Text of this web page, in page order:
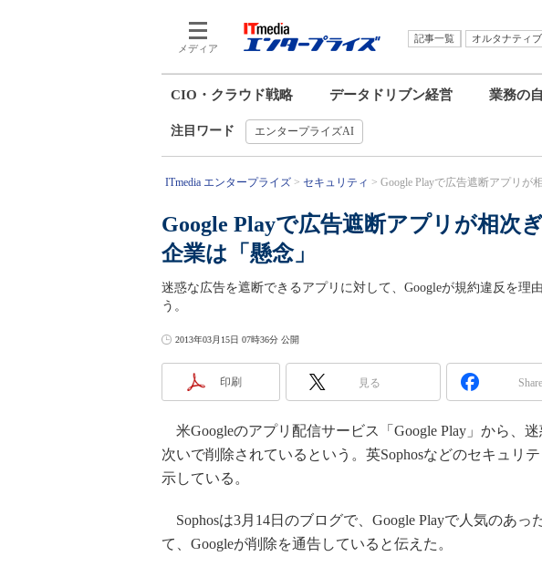
メディア
記事一覧 オルタナティ
CIO・クラウド戦略 データドリブン経営 業務の
注目ワード エンタープライズAI
ITmedia エンタープライズ セキュリティ Google Playで広告遮断アプリが
Google Playで広告遮断アプリが相次
企業は「懸念」
迷惑な広告を遮断できるアプリに対して、Googleが規約違反を理
う。
2013年03月15日 07時36分 公開
印刷 見る Share
米Googleのアプリ配信サービス「Google Play」から、
次いで削除されているという。英Sophosなどのセキュリ
示している。
Sophosは3月14日のブログで、Google Playで人気のあっ
て、Googleが削除を通告していると伝えた。